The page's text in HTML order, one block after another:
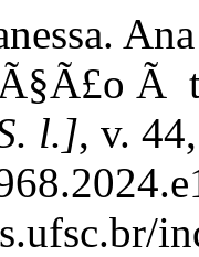
Ã
l.], v.